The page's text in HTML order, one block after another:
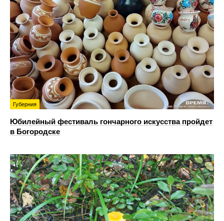
Губерния
Юбилейный фестиваль гончарного искусства пройдет
в Богородске